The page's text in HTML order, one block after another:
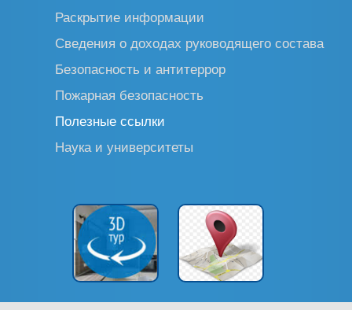
Раскрытие информации
Сведения о доходах руководящего состава
Безопасность и антитеррор
Пожарная безопасность
Полезные ссылки
Наука и университеты